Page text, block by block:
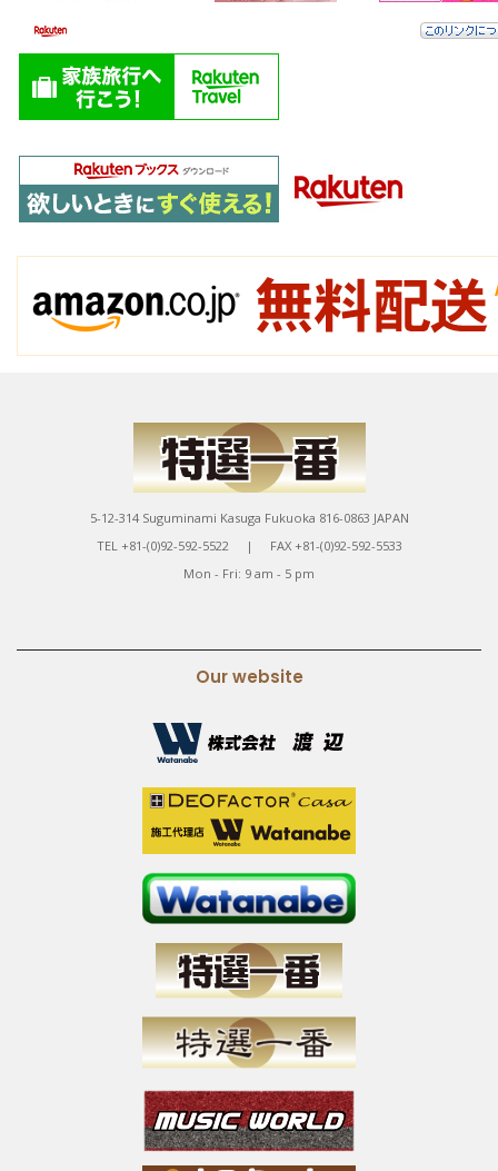
5-12-314 Suguminami Kasuga Fukuoka 816-0863 JAPAN
TEL +81-(0)92-592-5522 | FAX +81-(0)92-592-5533
Mon - Fri: 9 am - 5 pm
Our website